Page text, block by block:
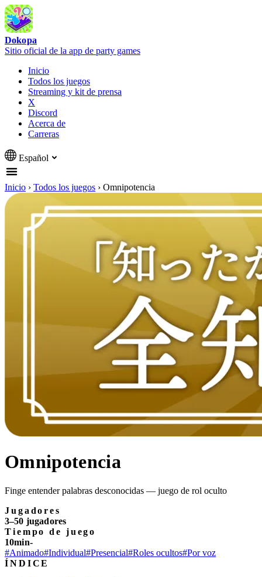
Dokopa
Sitio oficial de la app de party games
Inicio
Todos los juegos
Streaming y kit de prensa
X
Discord
Acerca de
Carreras
Español
Inicio › Todos los juegos › Omnipotencia
Omnipotencia
Finge entender palabras desconocidas — juego de rol oculto
Jugadores
3–50 jugadores
Tiempo de juego
10min-
#Animado#Individual#Presencial#Roles ocultos#Por voz
ÍNDICE